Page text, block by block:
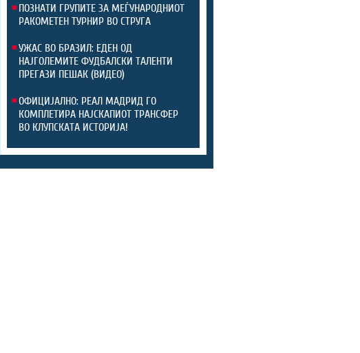
ПОЗНАТИ ГРУПИТЕ ЗА МЕЃУНАРОДНИОТ
РАКОМЕТЕН ТУРНИР ВО СТРУГА
УЖАС ВО БРАЗИЛ: ЕДЕН ОД
НАЈГОЛЕМИТЕ ФУДБАЛСКИ ТАЛЕНТИ
ПРЕГАЗИ ПЕШАК (ВИДЕО)
ОФИЦИЈАЛНО: РЕАЛ МАДРИД ГО
КОМПЛЕТИРА НАЈСКАПИОТ ТРАНСФЕР
ВО КЛУПСКАТА ИСТОРИЈА!